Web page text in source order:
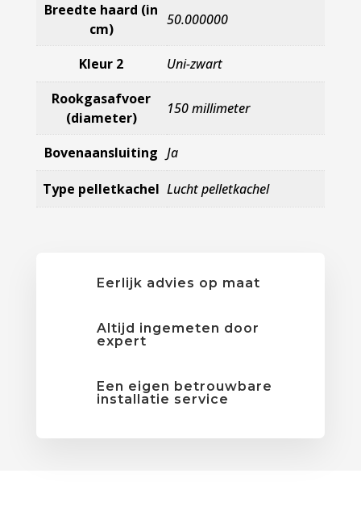
Breedte haard (in
cm)
50.000000
Kleur 2
Uni-zwart
Rookgasafvoer
(diameter)
150 millimeter
Bovenaansluiting Ja
Type pelletkachel Lucht pelletkachel
Eerlijk advies op maat
Altijd ingemeten door
expert
Een eigen betrouwbare
installatie service